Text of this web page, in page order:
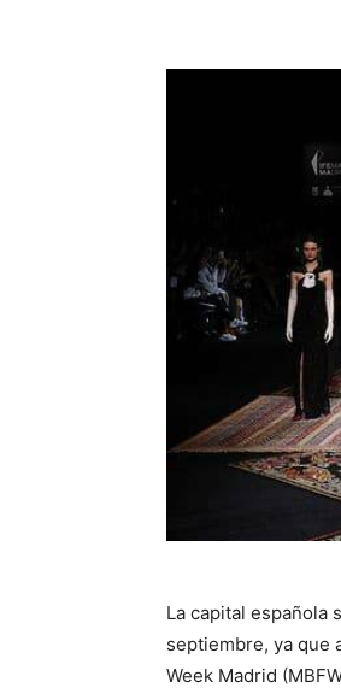
La capital española
septiembre, ya que
Week Madrid